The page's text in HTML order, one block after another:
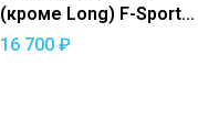
(кроме Long) F-Sport
2015-19 — съемный
16 700₽